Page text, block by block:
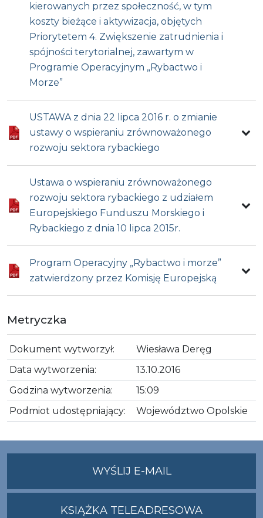
kierowanych przez społeczność, w tym
koszty bieżące i aktywizacja, objętych
Priorytetem 4. Zwiększenie zatrudnienia i
spójności terytorialnej, zawartym w
Programie Operacyjnym „Rybactwo i
Morze”
USTAWA z dnia 22 lipca 2016 r. o zmianie
ustawy o wspieraniu zrównoważonego
rozwoju sektora rybackiego
Ustawa o wspieraniu zrównoważonego
rozwoju sektora rybackiego z udziałem
Europejskiego Funduszu Morskiego i
Rybackiego z dnia 10 lipca 2015r.
Program Operacyjny „Rybactwo i morze”
zatwierdzony przez Komisję Europejską
Metryczka
Dokument wytworzył:
Wiesława Deręg
Data wytworzenia:
13.10.2016
Godzina wytworzenia:
15:09
Podmiot udostępniający:
Województwo Opolskie
WYŚLIJ E-MAILNA
ADRES
KSIĄŻKA TELEADRESOWA